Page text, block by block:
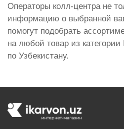
Операторы колл-центра не
информацию о выбранной
помогут подобрать
на любой товар из
по Узбекистану.